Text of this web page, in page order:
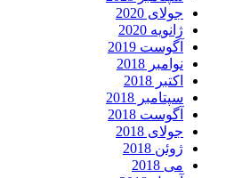
جولای 2020
ژانویه 2020
آگوست 2019
نوامبر 2018
اکتبر 2018
سپتامبر 2018
آگوست 2018
جولای 2018
ژوئن 2018
می 2018